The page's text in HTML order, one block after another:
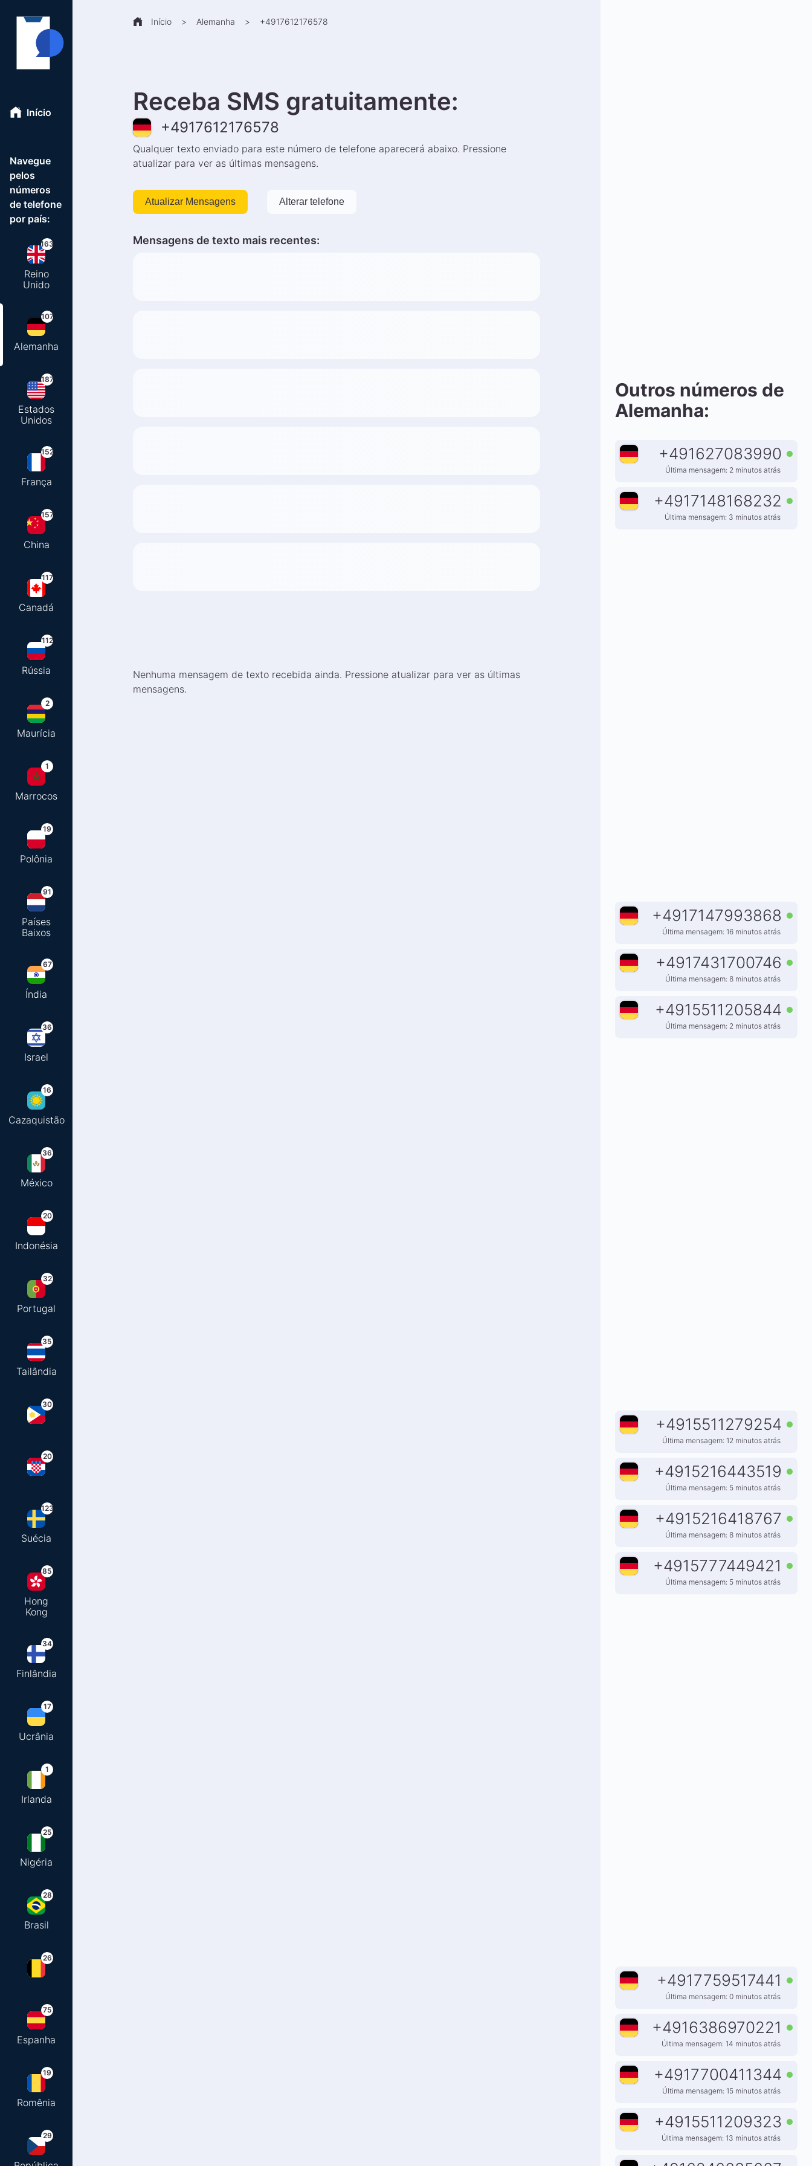
Início
Navegue
pelos
números
de telefone
por país:
163
Reino
Unido
107
Alemanha
187
Estados
Unidos
152
França
157
China
117
Canadá
112
Rússia
2
Maurícia
1
Marrocos
19
Polônia
91
Países
Baixos
67
Índia
36
Israel
16
Cazaquistão
36
México
20
Indonésia
32
Portugal
35
Tailândia
30
20
123
Suécia
85
Hong
Kong
34
Finlândia
17
Ucrânia
1
Irlanda
25
Nigéria
28
Brasil
26
75
Espanha
19
Romênia
29
Início > Alemanha > +4917612176578
Receba SMS gratuitamente:
+4917612176578
Qualquer texto enviado para este número de telefone aparecerá abaixo. Pressione
atualizar para ver as últimas mensagens.
Atualizar Mensagens Alterar telefone
Mensagens de texto mais recentes:
Nenhuma mensagem de texto recebida ainda. Pressione atualizar para ver as últimas
mensagens.
Outros números de
Alemanha:
+491627083990
Última mensagem: 2 minutos atrás
+4917148168232
Última mensagem: 3 minutos atrás
+4917147993868
Última mensagem: 16 minutos atrás
+4917431700746
Última mensagem: 8 minutos atrás
+4915511205844
Última mensagem: 2 minutos atrás
+4915511279254
Última mensagem: 12 minutos atrás
+4915216443519
Última mensagem: 5 minutos atrás
+4915216418767
Última mensagem: 8 minutos atrás
+4915777449421
Última mensagem: 5 minutos atrás
+4917759517441
Última mensagem: 0 minutos atrás
+4916386970221
Última mensagem: 14 minutos atrás
+4917700411344
Última mensagem: 15 minutos atrás
+4915511209323
Última mensagem: 13 minutos atrás